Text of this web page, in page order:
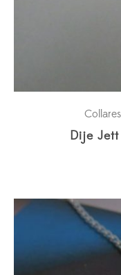
Collares
Dije